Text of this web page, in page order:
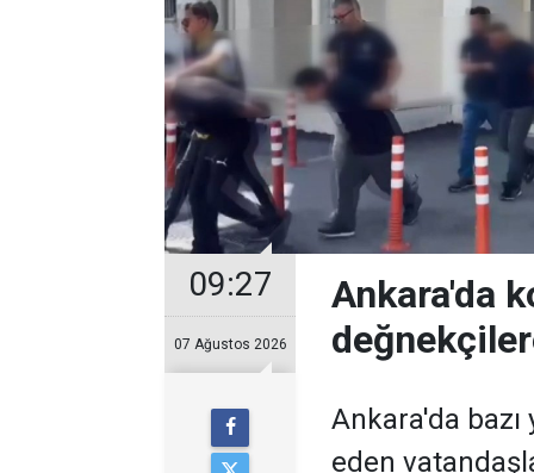
09:27
07 Ağustos 2026
Ankara'da
Ankara'da bazı
eden